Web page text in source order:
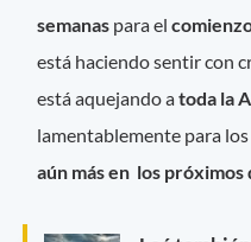
semanas para el
está haciendo sentir con
está aquejando atoda la
lamentablemente para
aún más en los próximos